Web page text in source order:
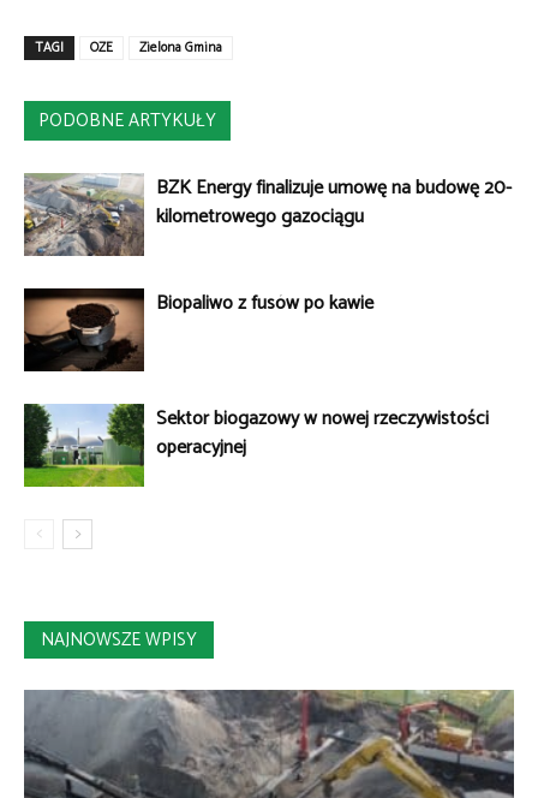
TAGI OZE Zielona Gmina
PODOBNE ARTYKUŁY
BZK Energy finalizuje umowę na budowę 20-
kilometrowego gazociągu
Biopaliwo z fusów po kawie
Sektor biogazowy w nowej rzeczywistości
operacyjnej
NAJNOWSZE WPISY